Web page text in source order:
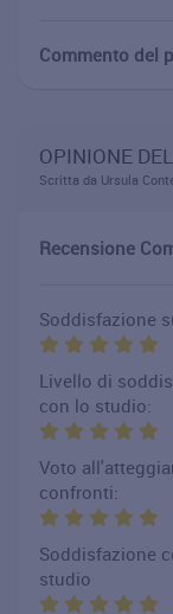
Commento del
OPINIONE
Scritta da Ursula
Recensione
Soddisfazione
Livello di
con lo studio:
Voto
confronti:
Soddisfazione
studio